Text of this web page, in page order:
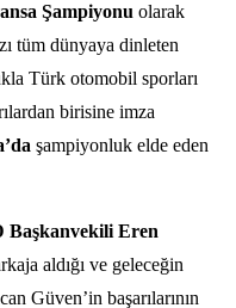
Şampiyonu olarak
tüm dünyaya dinleten
Türk otomobil sporları
birisine imza
şampiyonluk elde eden
Başkanvekili Eren
aldığı ve geleceğin
Güven’in başarılarının